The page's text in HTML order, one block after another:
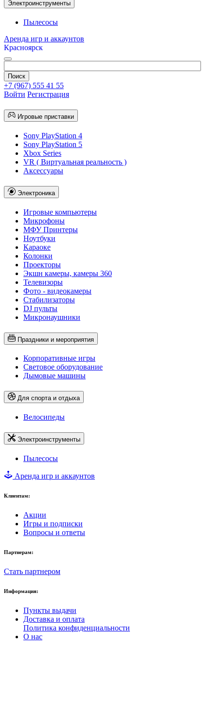
Электроинструменты
Пылесосы
Аренда игр и аккаунтов
Красноярск
+7 (967) 555 41 55
Войти Регистрация
Игровые приставки
Sony PlayStation 4
Sony PlayStation 5
Xbox Series
VR ( Виртуальная реальность )
Аксессуары
Электроника
Игровые компьютеры
Микрофоны
МФУ Принтеры
Ноутбуки
Караоке
Колонки
Проекторы
Экшн камеры, камеры 360
Телевизоры
Фото - видеокамеры
Стабилизаторы
DJ пульты
Микронаушники
Праздники и мероприятия
Корпоративные игры
Световое оборудование
Дымовые машины
Для спорта и отдыха
Велосипеды
Электроинструменты
Пылесосы
Аренда игр и аккаунтов
Клиентам:
Акции
Игры и подписки
Вопросы и ответы
Партнерам:
Стать партнером
Информация:
Пункты выдачи
Доставка и оплата
Политика конфиденциальности
О нас